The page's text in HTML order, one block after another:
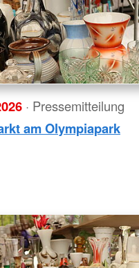
· Pressemitteilung
am Olympiapark